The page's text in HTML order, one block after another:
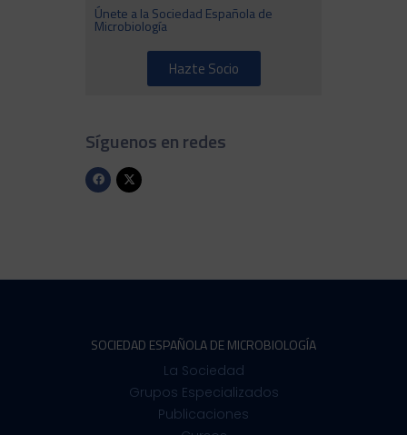
Únete a la Sociedad Española de
Microbiología
Hazte Socio
Síguenos en redes
SOCIEDAD ESPAÑOLA DE MICROBIOLOGÍA
La Sociedad
Grupos Especializados
Publicaciones